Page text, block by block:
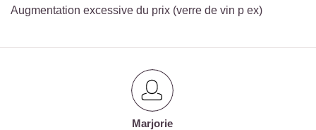
Augmentation excessive du prix (verre de vin p ex)
Marjorie